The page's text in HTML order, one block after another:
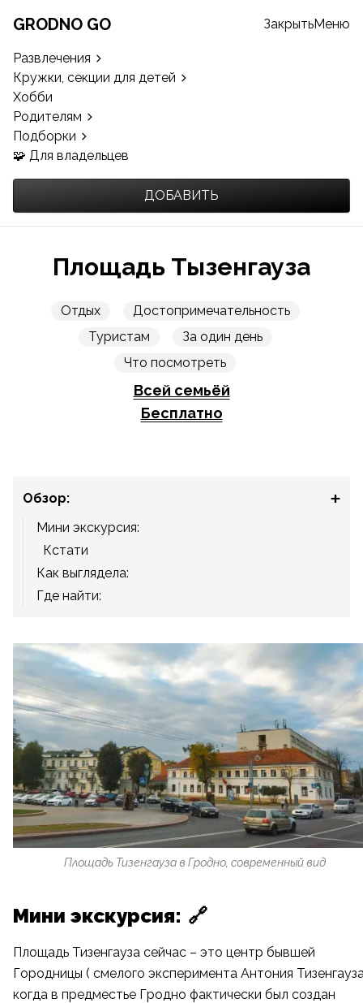
GRODNO GO
Развлечения
Кружки, секции для детей
Хобби
Родителям
Подборки
🧩 Для владельцев
ДОБАВИТЬ
ЗакрытьМеню
Площадь Тызенгауза
Отдых
Достопримечательность
Туристам
За один день
Что посмотреть
Всей семьёй
Бесплатно
Обзор:
Мини экскурсия:
Кстати
Как выглядела:
Где найти:
Площадь Тизенгауза в Гродно, современный вид
Мини экскурсия: 🔗
Площадь Тизенгауза сейчас – это центр бывшей
Городницы ( смелого эксперимента Антония
когда в предместье Гродно фактически был создан